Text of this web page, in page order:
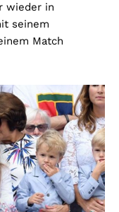
wieder in
seinem
Match